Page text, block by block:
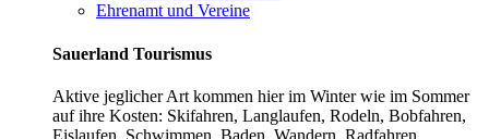
Ehrenamt und Vereine
Sauerland Tourismus
Aktive jeglicher Art kommen hier im Winter wie im Sommer
auf ihre Kosten: Skifahren, Langlaufen, Rodeln, Bobfahren,
Eislaufen, Schwimmen, Baden, Wandern, Radfahren,